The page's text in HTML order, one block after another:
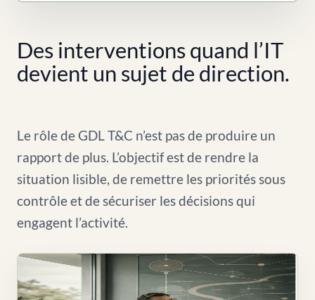
Des interventions quand l’IT
devient un sujet de direction.
Le rôle de GDL T&C n’est pas de produire un
rapport de plus. L’objectif est de rendre la
situation lisible, de remettre les priorités sous
contrôle et de sécuriser les décisions qui
engagent l’activité.